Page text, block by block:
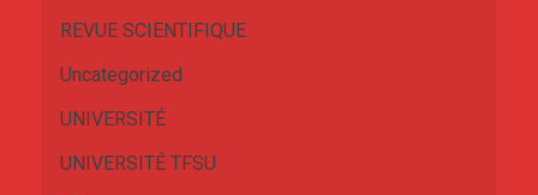
REVUE SCIENTIFIQUE
Uncategorized
UNIVERSITÉ
UNIVERSITÉ TFSU